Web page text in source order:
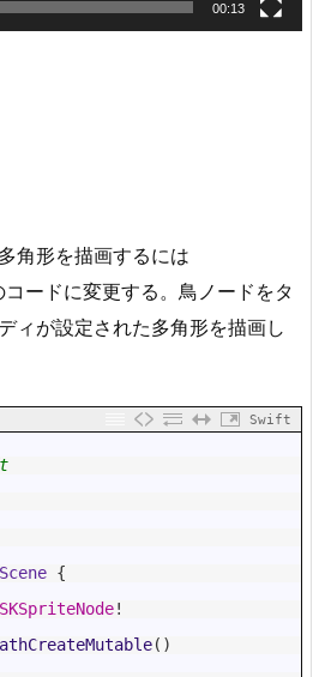
00:13
角形を描画するには
ードに変更する。鳥ノードをタ
ィが設定された多角形を描画し
Swift
{
SKSpriteNode!
( )